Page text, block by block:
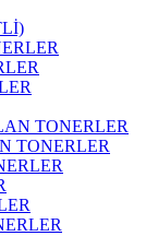
TONERLER
TONERLER